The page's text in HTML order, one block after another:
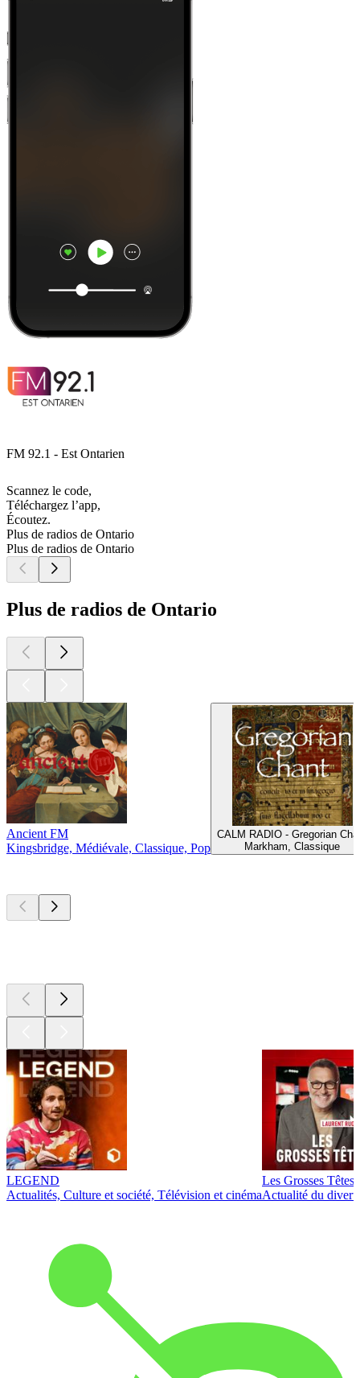
FM 92.1 - Est Ontarien
Scannez le code,
Téléchargez l’app,
Écoutez.
Plus de radios de Ontario
Plus de radios de Ontario
Plus de radios de Ontario
Ancient FM
Kingsbridge, Médiévale, Classique, Pop
CALM RADIO - Gregorian
Markham, Classique
LEGEND
Actualités, Culture et société, Télévision et cinéma
Les Grosses Têtes
Actualité du